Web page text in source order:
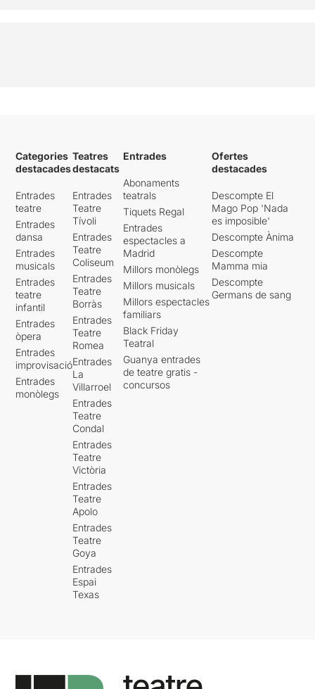
Categories
destacades
Entrades
teatre
Entrades
dansa
Entrades
musicals
Entrades
teatre
infantil
Entrades
òpera
Entrades
improvisació
Entrades
monòlegs
Teatres
destacats
Entrades
Teatre
Tívoli
Entrades
Teatre
Coliseum
Entrades
Teatre
Borràs
Entrades
Teatre
Romea
Entrades
La
Villarroel
Entrades
Teatre
Condal
Entrades
Teatre
Victòria
Entrades
Teatre
Apolo
Entrades
Teatre
Goya
Entrades
Espai
Texas
Entrades
Abonaments
teatrals
Tiquets Regal
Entrades
espectacles a
Madrid
Millors monòlegs
Millors musicals
Millors espectacles
familiars
Black Friday
Teatral
Guanya entrades
de teatre gratis -
concursos
Ofertes
destacades
Descompte El
Mago Pop 'Nada
es imposible'
Descompte Ànima
Descompte
Mamma mia
Descompte
Germans de sang